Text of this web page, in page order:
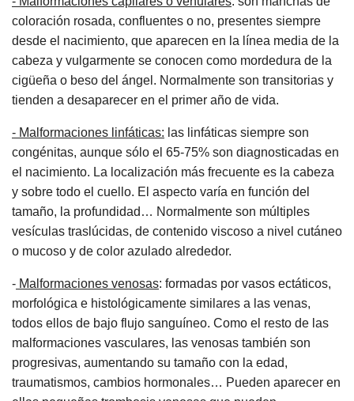
coloración rosada, confluentes o no, presentes siempre
desde el nacimiento, que aparecen en la línea media de la
cabeza y vulgarmente se conocen como mordedura de la
cigüeña o beso del ángel. Normalmente son transitorias y
tienden a desaparecer en el primer año de vida.
- Malformaciones linfáticas: las linfáticas siempre son
congénitas, aunque sólo el 65-75% son diagnosticadas en
el nacimiento. La localización más frecuente es la cabeza
y sobre todo el cuello. El aspecto varía en función del
tamaño, la profundidad… Normalmente son múltiples
vesículas traslúcidas, de contenido viscoso a nivel cutáneo
o mucoso y de color azulado alrededor.
- Malformaciones venosas: formadas por vasos ectáticos,
morfológica e histológicamente similares a las venas,
todos ellos de bajo flujo sanguíneo. Como el resto de las
malformaciones vasculares, las venosas también son
progresivas, aumentando su tamaño con la edad,
traumatismos, cambios hormonales… Pueden aparecer en